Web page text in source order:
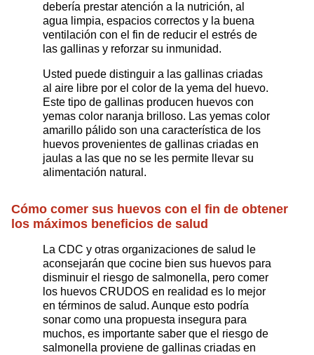
debería prestar atención a la nutrición, al
agua limpia, espacios correctos y la buena
ventilación con el fin de reducir el estrés de
las gallinas y reforzar su inmunidad.
Usted puede distinguir a las gallinas criadas
al aire libre por el color de la yema del huevo.
Este tipo de gallinas producen huevos con
yemas color naranja brilloso. Las yemas color
amarillo pálido son una característica de los
huevos provenientes de gallinas criadas en
jaulas a las que no se les permite llevar su
alimentación natural.
Cómo comer sus huevos con el fin de obtener
los máximos beneficios de salud
La CDC y otras organizaciones de salud le
aconsejarán que cocine bien sus huevos para
disminuir el riesgo de salmonella, pero comer
los huevos CRUDOS en realidad es lo mejor
en términos de salud. Aunque esto podría
sonar como una propuesta insegura para
muchos, es importante saber que el riesgo de
salmonella proviene de gallinas criadas en